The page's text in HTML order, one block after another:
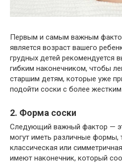
Первым и самым важным
является возраст вашего
грудных детей рекомендуется
гибким наконечником, чтобы
старшим детям, которые уже
подойти соски с более
2. Форма соски
Следующий важный фактор —
могут иметь различные формы,
классическая или
имеют наконечник, который